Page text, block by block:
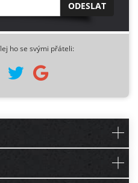
ODESLAT
ho se svými přáteli: